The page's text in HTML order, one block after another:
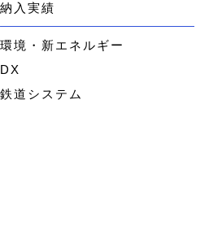
納入実績
環境・新エネルギー
DX
鉄道システム